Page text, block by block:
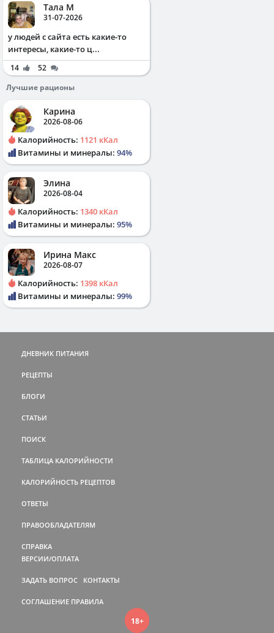
Тала М
31-07-2026
у людей с сайта есть какие-то
интересы, какие-то ц...
14
52
Лучшие рационы
Карина
2026-08-06
Калорийность: 1121 кКал
Витамины и минералы: 94%
Элина
2026-08-04
Калорийность: 1340 кКал
Витамины и минералы: 95%
Ирина Макс
2026-08-07
Калорийность: 1398 кКал
Витамины и минералы: 99%
ДНЕВНИК ПИТАНИЯ
РЕЦЕПТЫ
БЛОГИ
СТАТЬИ
ПОИСК
ТАБЛИЦА КАЛОРИЙНОСТИ
КАЛОРИЙНОСТЬ РЕЦЕПТОВ
ОТВЕТЫ
ПРАВООБЛАДАТЕЛЯМ
СПРАВКА
ВЕРСИИ/ОПЛАТА
ЗАДАТЬ ВОПРОС КОНТАКТЫ
СОГЛАШЕНИЕ ПРАВИЛА
18+